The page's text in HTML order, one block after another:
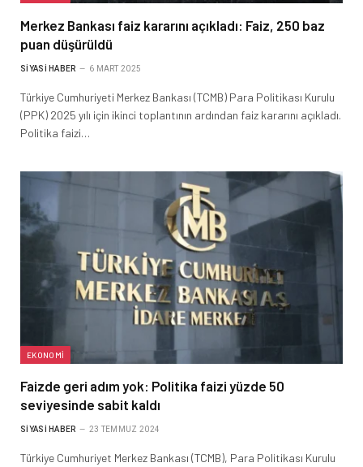
Merkez Bankası faiz kararını açıkladı: Faiz, 250 baz
puan düşürüldü
SIYASI HABER 6 MART 2025
Türkiye Cumhuriyeti Merkez Bankası (TCMB) Para Politikası Kurulu
(PPK) 2025 yılı için ikinci toplantının ardından faiz kararını açıkladı.
Politika faizi…
EKONOMI
Faizde geri adım yok: Politika faizi yüzde 50
seviyesinde sabit kaldı
SIYASI HABER 23 TEMMUZ 2024
Türkiye Cumhuriyet Merkez Bankası (TCMB), Para Politikası Kurulu